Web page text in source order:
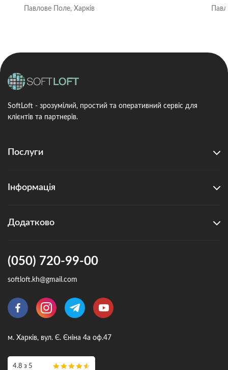
Павлове Поле, Харків
SoftLoft - зрозумілий, простий та оперативний сервіс для
клієнтів та партнерів.
Послуги
Інформація
Додатково
(050) 720-99-00
softloft.kh@gmail.com
м. Харків, вул. Є. Єніна 4а оф.47
4.8 з 5